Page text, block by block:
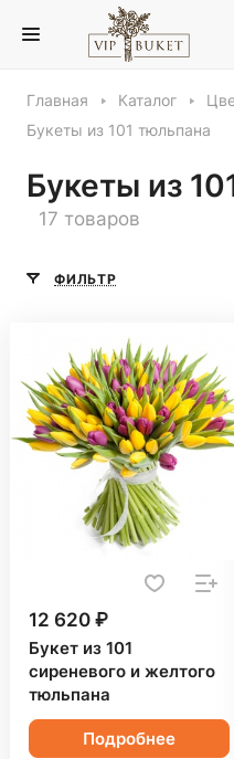
Главная Каталог
Букеты из 101 тюльпана
Букеты из
17 товаров
ФИЛЬТР
12 620 ₽
Букет из 101
сиреневого и желтого
тюльпана
Подробнее